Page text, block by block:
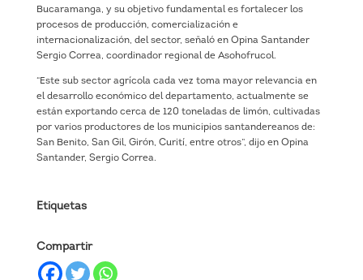
Bucaramanga, y su objetivo fundamental es fortalecer los
procesos de producción, comercialización e
internacionalización, del sector, señaló en Opina Santander
Sergio Correa, coordinador regional de Asohofrucol.
“Este sub sector agrícola cada vez toma mayor relevancia en
el desarrollo económico del departamento, actualmente se
están exportando cerca de 120 toneladas de limón, cultivadas
por varios productores de los municipios santandereanos de:
San Benito, San Gil, Girón, Curití, entre otros”, dijo en Opina
Santander, Sergio Correa.
Etiquetas
Compartir